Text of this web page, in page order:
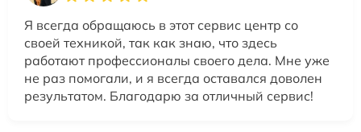
Я всегда обращаюсь в этот сервис центр со
своей техникой, так как знаю, что здесь
работают профессионалы своего дела. Мне уже
не раз помогали, и я всегда оставался доволен
результатом. Благодарю за отличный сервис!